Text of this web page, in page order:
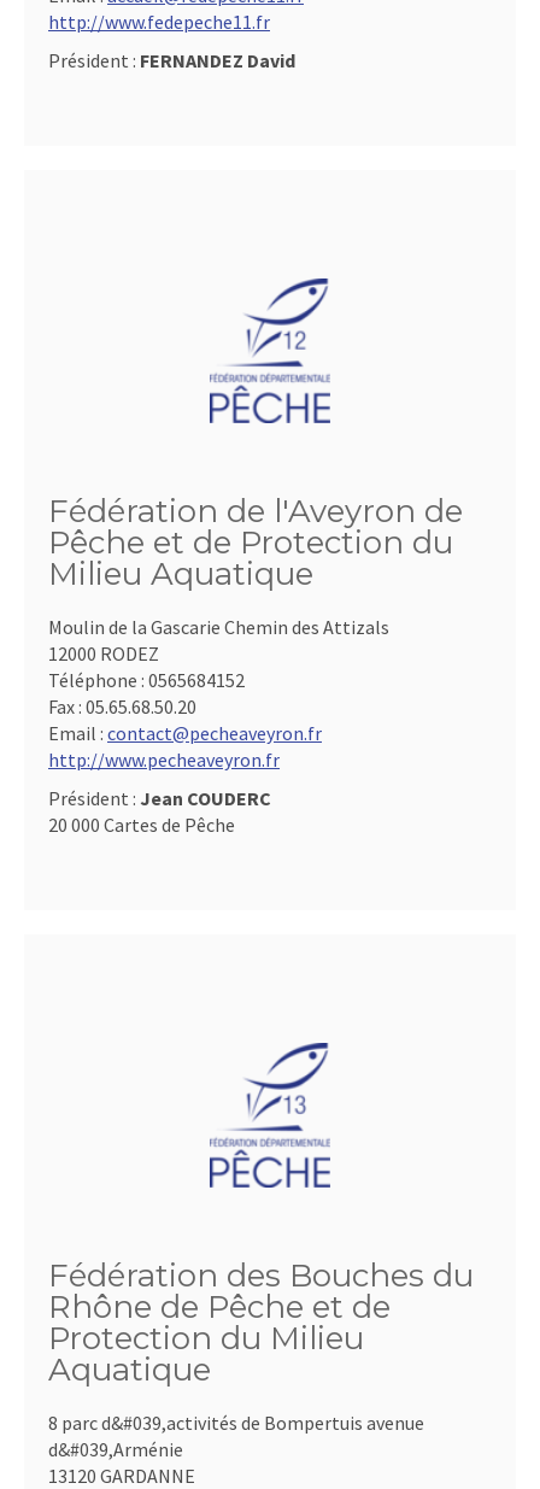
http://www.fedepeche11.fr
Président : FERNANDEZ David
Fédération de l'Aveyron de
Pêche et de Protection du
Milieu Aquatique
Moulin de la Gascarie Chemin des Attizals
12000 RODEZ
Téléphone : 0565684152
Fax : 05.65.68.50.20
Email : contact@pecheaveyron.fr
http://www.pecheaveyron.fr
Président : Jean COUDERC
20 000 Cartes de Pêche
Fédération des Bouches du
Rhône de Pêche et de
Protection du Milieu
Aquatique
8 parc d&#039,activités de Bompertuis avenue
d&#039,Arménie
13120 GARDANNE